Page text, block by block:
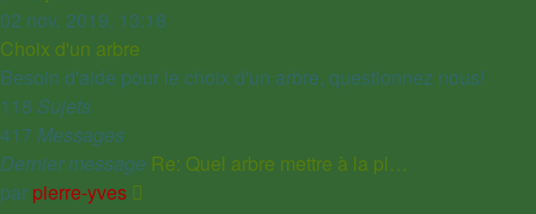
le
dernier
message
02 nov. 2019, 13:18
Choix d'un arbre
Besoin d'aide pour le choix d'un arbre, questionnez nous!
118 Sujets
417 Messages
Dernier message Re: Quel arbre mettre à la pl…
par pierre-yves